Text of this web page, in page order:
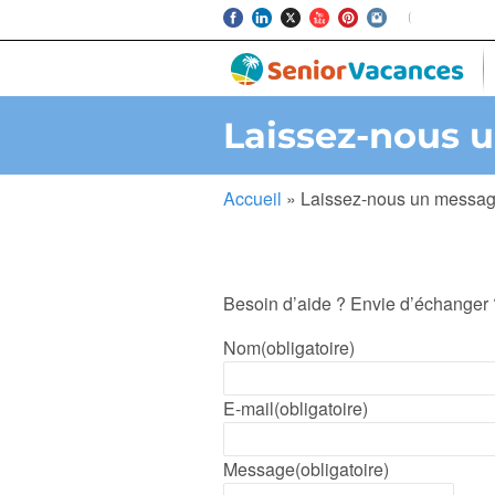
Laissez-nous
Accueil » Laissez-nous un
Besoin d’aide ? Envie
Nom(obligatoire)
E-mail(obligatoire)
Message(obligatoire)